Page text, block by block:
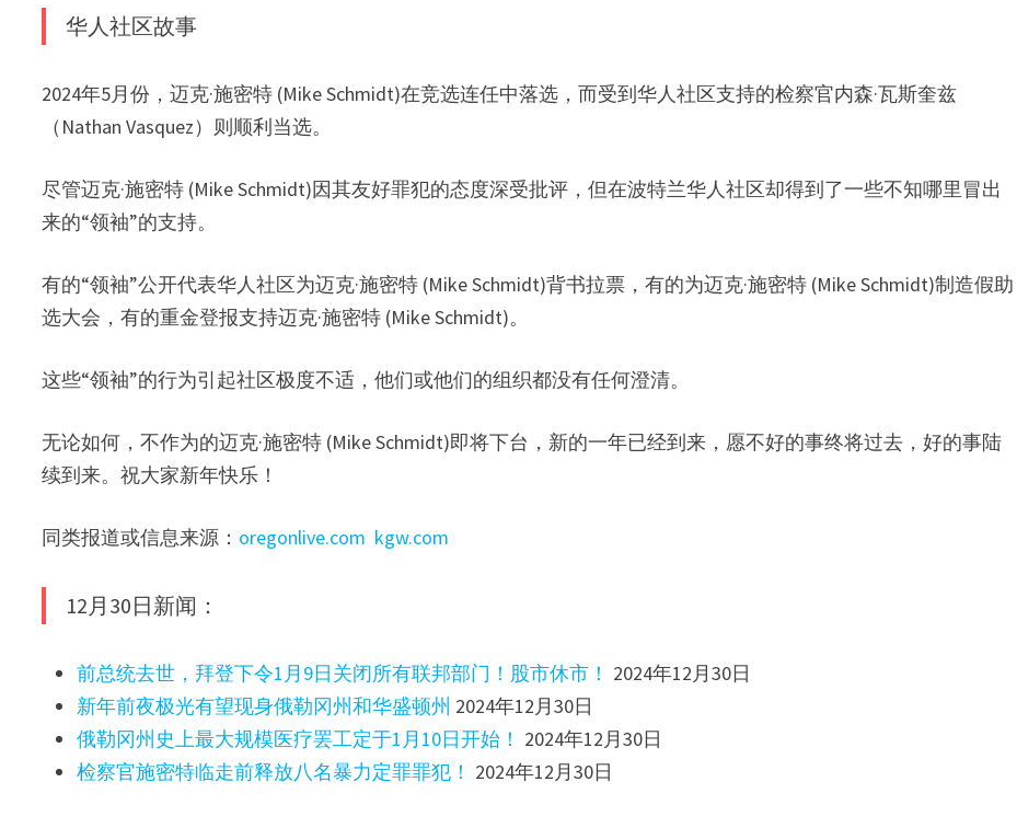
华人社区故事
2024年5月份，迈克·施密特 (Mike Schmidt)在竞选连任中落选，而受到华人社区支持的检察官内森·瓦斯奎兹
（Nathan Vasquez）则顺利当选。
尽管迈克·施密特 (Mike Schmidt)因其友好罪犯的态度深受批评，但在波特兰华人社区却得到了一些不知哪里冒出
来的“领袖”的支持。
有的“领袖”公开代表华人社区为迈克·施密特 (Mike Schmidt)背书拉票，有的为迈克·施密特 (Mike Schmidt)制造假助
选大会，有的重金登报支持迈克·施密特 (Mike Schmidt)。
这些“领袖”的行为引起社区极度不适，他们或他们的组织都没有任何澄清。
无论如何，不作为的迈克·施密特 (Mike Schmidt)即将下台，新的一年已经到来，愿不好的事终将过去，好的事陆
续到来。祝大家新年快乐！
同类报道或信息来源： oregonlive.com kgw.com
12月30日新闻：
前总统去世，拜登下令1月9日关闭所有联邦部门！股市休市！ 2024年12月30日
新年前夜极光有望现身俄勒冈州和华盛顿州 2024年12月30日
俄勒冈州史上最大规模医疗罢工定于1月10日开始！ 2024年12月30日
检察官施密特临走前释放八名暴力定罪罪犯！ 2024年12月30日